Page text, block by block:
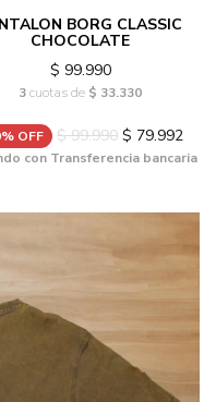
BORG CLASSIC
CHOCOLATE
$ 99.990
3cuotas de $ 33.330
OFF $ 99.990 $ 79.992
con Transferencia bancaria